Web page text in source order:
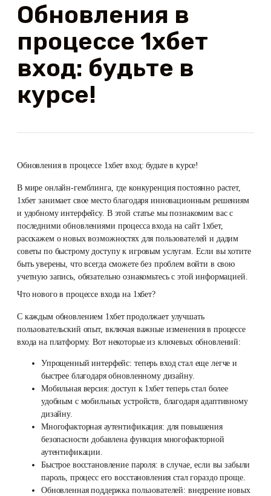
Обновления в
процессе 1хбет
вход: будьте в
курсе!
Обновления в процессе 1хбет вход: будьте в курсе!
В мире онлайн-гемблинга, где конкуренция постоянно растет,
1хбет занимает свое место благодаря инновационным решениям
и удобному интерфейсу. В этой статье мы познакомим вас с
последними обновлениями процесса входа на сайт 1хбет,
расскажем о новых возможностях для пользователей и дадим
советы по быстрому доступу к игровым услугам. Если вы хотите
быть уверены, что всегда сможете без проблем войти в свою
учетную запись, обязательно ознакомьтесь с этой информацией.
Что нового в процессе входа на 1хбет?
С каждым обновлением 1хбет продолжает улучшать
пользовательский опыт, включая важные изменения в процессе
входа на платформу. Вот некоторые из ключевых обновлений:
Упрощенный интерфейс: теперь вход стал еще легче и
быстрее благодаря обновленному дизайну.
Мобильная версия: доступ к 1хбет теперь стал более
удобным с мобильных устройств, благодаря адаптивному
дизайну.
Многофакторная аутентификация: для повышения
безопасности добавлена функция многофакторной
аутентификации.
Быстрое восстановление пароля: в случае, если вы забыли
пароль, процесс его восстановления стал гораздо проще.
Обновленная поддержка пользователей: внедрение новых